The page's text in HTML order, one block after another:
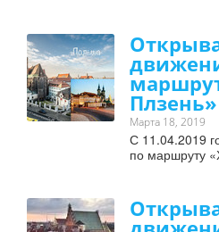
Марта 18, 2019
С 11.04.2019
по маршруту